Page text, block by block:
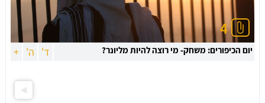
4
יום הכיפורים: משחק- מי רוצה להיות מליונר? ד' ה' +